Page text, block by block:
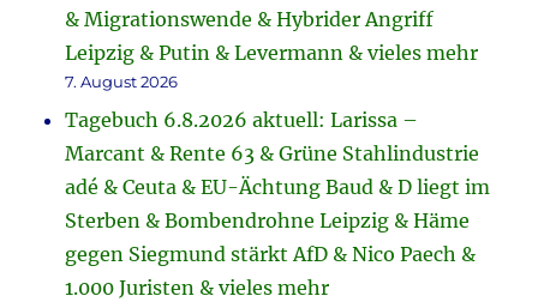
& Migrationswende & Hybrider Angriff
Leipzig & Putin & Levermann & vieles mehr
7. August 2026
Tagebuch 6.8.2026 aktuell: Larissa –
Marcant & Rente 63 & Grüne Stahlindustrie
adé & Ceuta & EU-Ächtung Baud & D liegt im
Sterben & Bombendrohne Leipzig & Häme
gegen Siegmund stärkt AfD & Nico Paech &
1.000 Juristen & vieles mehr